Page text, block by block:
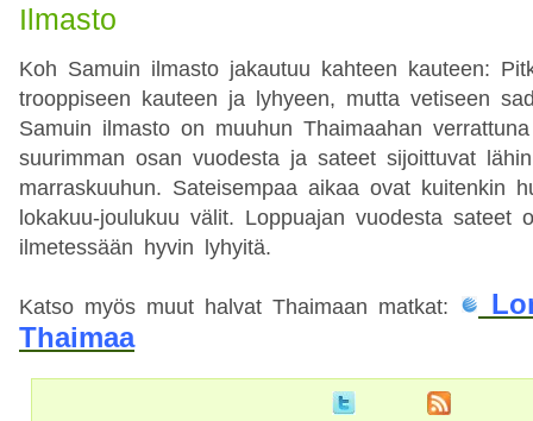
Ilmasto
Koh Samuin ilmasto jakautuu kahteen kauteen:
trooppiseen kauteen ja lyhyeen, mutta vetiseen
Samuin ilmasto on muuhun Thaimaahan
suurimman osan vuodesta ja sateet sijoittuvat
marraskuuhun. Sateisempaa aikaa ovat kuitenkin
lokakuu-joulukuu välit. Loppuajan vuodesta sateet
ilmetessään hyvin lyhyitä.
Katso myös muut halvat Thaimaan matkat:
Thaimaa